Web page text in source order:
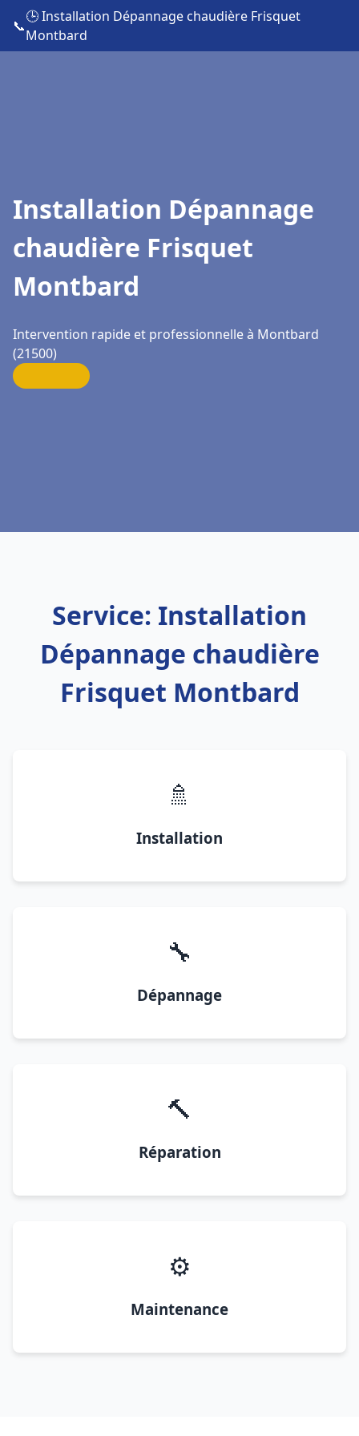
📞
🕒 Installation Dépannage chaudière Frisquet
Montbard
Installation Dépannage
chaudière Frisquet
Montbard
Intervention rapide et professionnelle à Montbard
(21500)
Service: Installation
Dépannage chaudière
Frisquet Montbard
🚿
Installation
🔧
Dépannage
🔨
Réparation
⚙️
Maintenance